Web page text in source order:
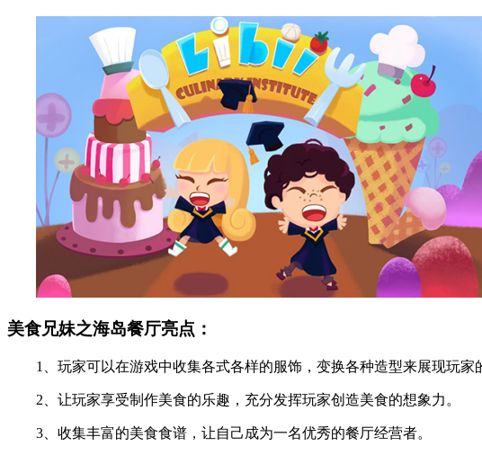
美食兄妹之海岛餐厅亮点：
1、玩家可以在游戏中收集各式各样的服饰，变换各种造型来展现玩家
2、让玩家享受制作美食的乐趣，充分发挥玩家创造美食的想象力。
3、收集丰富的美食食谱，让自己成为一名优秀的餐厅经营者。